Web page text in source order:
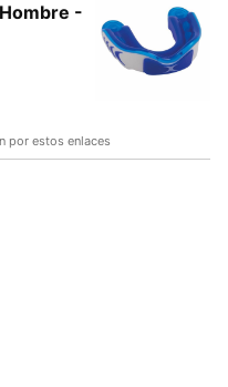
-
por estos enlaces